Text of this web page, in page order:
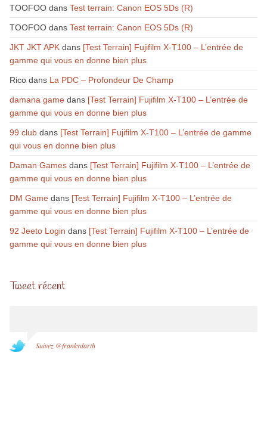
TOOFOOdans Test terrain: Canon EOS 5Ds (R)
TOOFOOdans Test terrain: Canon EOS 5Ds (R)
JKT JKT APKdans [Test Terrain] Fujifilm X-T100 – L’entrée de
gamme qui vous en donne bien plus
Ricodans La PDC – Profondeur De Champ
damana gamedans [Test Terrain] Fujifilm X-T100 – L’entrée de
gamme qui vous en donne bien plus
99 clubdans [Test Terrain] Fujifilm X-T100 – L’entrée de gamme
qui vous en donne bien plus
Daman Gamesdans [Test Terrain] Fujifilm X-T100 – L’entrée de
gamme qui vous en donne bien plus
DM Gamedans [Test Terrain] Fujifilm X-T100 – L’entrée de
gamme qui vous en donne bien plus
92 Jeeto Login dans [Test Terrain] Fujifilm X-T100 – L’entrée de
gamme qui vous en donne bien plus
Tweet récent
Suivez @frankydarth